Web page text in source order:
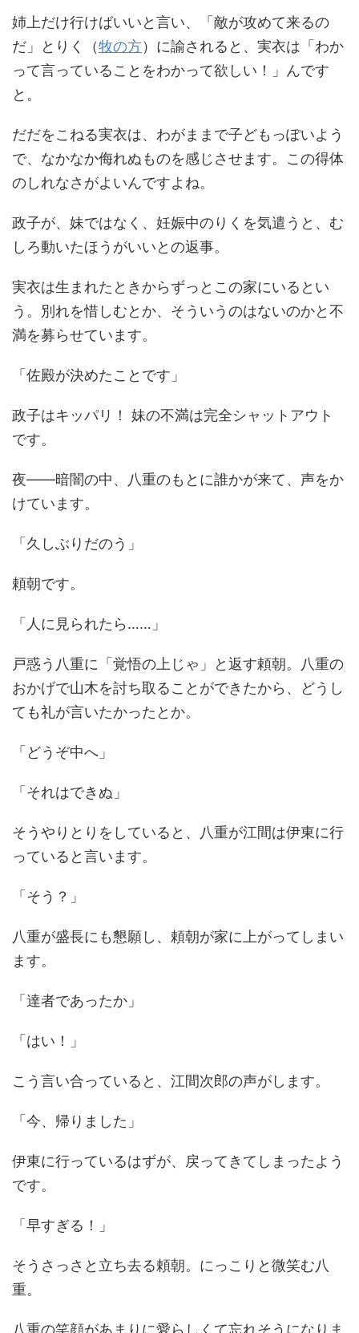
姉上だけ行けばいいと言い、「敵が攻めて来るの
だ」とりく（牧の方）に諭されると、実衣は「わか
って言っていることをわかって欲しい！」んです
と。
だだをこねる実衣は、わがままで子どもっぽいよう
で、なかなか侮れぬものを感じさせます。この得体
のしれなさがよいんですよね。
政子が、妹ではなく、妊娠中のりくを気遣うと、む
しろ動いたほうがいいとの返事。
実衣は生まれたときからずっとこの家にいるとい
う。別れを惜しむとか、そういうのはないのかと不
満を募らせています。
「佐殿が決めたことです」
政子はキッパリ！ 妹の不満は完全シャットアウト
です。
夜――暗闇の中、八重のもとに誰かが来て、声をか
けています。
「久しぶりだのう」
頼朝です。
「人に見られたら……」
戸惑う八重に「覚悟の上じゃ」と返す頼朝。八重の
おかげで山木を討ち取ることができたから、どうし
ても礼が言いたかったとか。
「どうぞ中へ」
「それはできぬ」
そうやりとりをしていると、八重が江間は伊東に行
っていると言います。
「そう？」
八重が盛長にも懇願し、頼朝が家に上がってしまい
ます。
「達者であったか」
「はい！」
こう言い合っていると、江間次郎の声がします。
「今、帰りました」
伊東に行っているはずが、戻ってきてしまったよう
です。
「早すぎる！」
そうさっさと立ち去る頼朝。にっこりと微笑む八
重。
八重の笑顔があまりに愛らしくて忘れそうになりま